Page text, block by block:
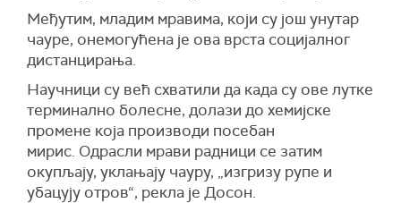
Међутим, младим мравима, који су још унутар
чауре, онемогућена је ова врста социјалног
дистанцирања.
Научници су већ схватили да када су ове лутке
терминално болесне, долази до хемијске
промене која производи посебан
мирис. Одрасли мрави радници се затим
окупљају, уклањају чауру, „изгризу рупе и
убацују отров“, рекла је Досон.